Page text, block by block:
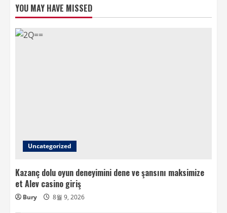
YOU MAY HAVE MISSED
Uncategorized
Kazanç dolu oyun deneyimini dene ve şansını maksimize
et Alev casino giriş
Bury 8월 9, 2026